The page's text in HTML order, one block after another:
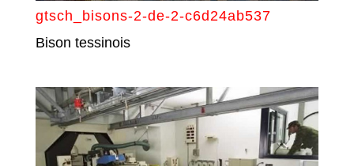
gtsch_bisons-2-de-2-c6d24ab537
Bison tessinois